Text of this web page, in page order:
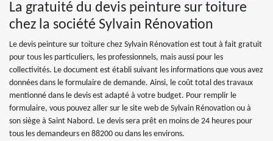
La gratuité du devis peinture sur toiture
chez la société Sylvain Rénovation
Le devis peinture sur toiture chez Sylvain Rénovation est tout à fait gratuit
pour tous les particuliers, les professionnels, mais aussi pour les
collectivités. Le document est établi suivant les informations que vous avez
données dans le formulaire de demande. Ainsi, le coût total des travaux
mentionné dans le devis est adapté à votre budget. Pour remplir le
formulaire, vous pouvez aller sur le site web de Sylvain Rénovation ou à
son siège à Saint Nabord. Le devis sera prêt en moins de 24 heures pour
tous les demandeurs en 88200 ou dans les environs.